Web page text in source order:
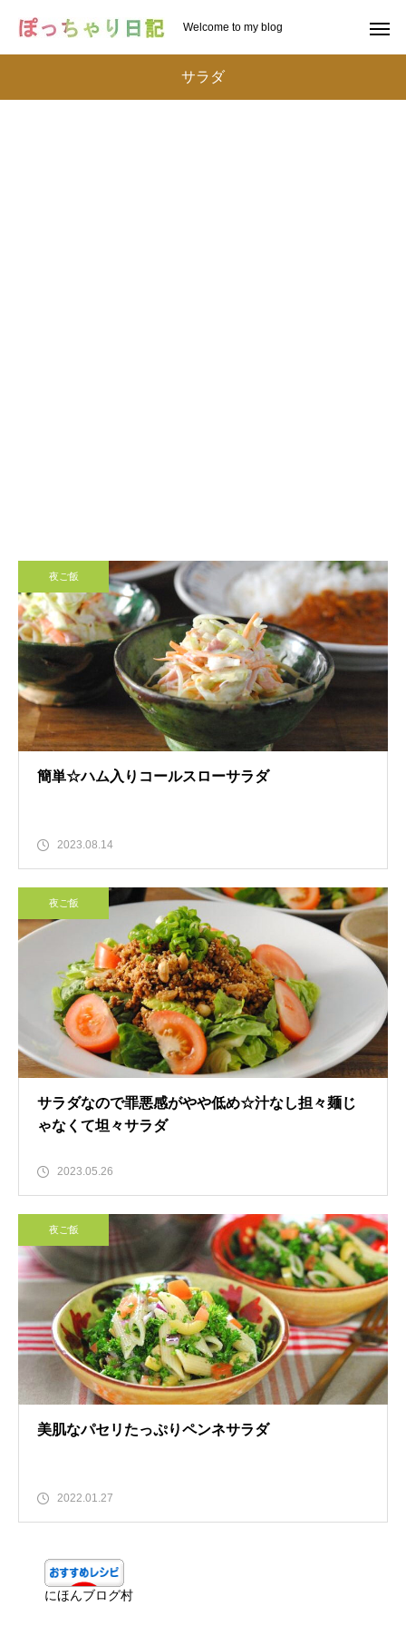
Welcome to my blog
サラダ
夜ご飯
簡単☆ハム入りコールスローサラダ
2023.08.14
夜ご飯
サラダなので罪悪感がやや低め☆汁なし担々麺じ
ゃなくて坦々サラダ
2023.05.26
夜ご飯
美肌なパセリたっぷりペンネサラダ
2022.01.27
にほんブログ村